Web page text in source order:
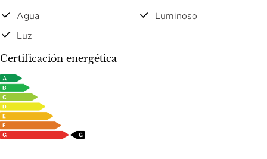
Agua
Luminoso
Luz
Certificación energética